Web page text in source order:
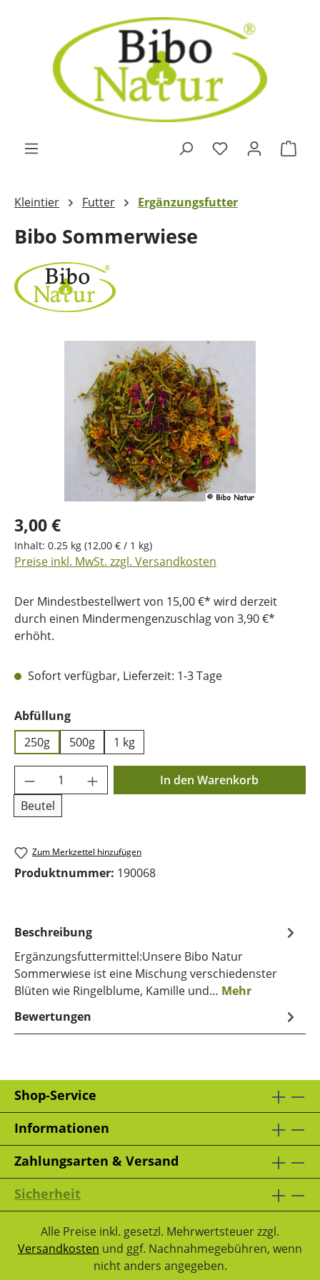
Zum Hauptinhalt springen
Kleintier Futter Ergänzungsfutter
Bibo Sommerwiese
Bildergalerie überspringen
3,00 €
Inhalt: 0.25 kg (12,00 € / 1 kg)
Preise inkl. MwSt. zzgl. Versandkosten
Der Mindestbestellwert von 15,00 €* wird derzeit
durch einen Mindermengenzuschlag von 3,90 €*
erhöht.
Sofort verfügbar, Lieferzeit: 1-3 Tage
Abfüllungauswählen
250g
500g 1 kg
Produkt Anzahl: Gib den gewünschten
Beutel
In den Warenkorb
Zum Merkzettel hinzufügen
Produktnummer: 190068
Beschreibung
Ergänzungsfuttermittel:Unsere Bibo Natur
Sommerwiese ist eine Mischung verschiedenster
Blüten wie Ringelblume, Kamille und… Mehr
Bewertungen
Shop-Service
Informationen
Zahlungsarten & Versand
Sicherheit
Alle Preise inkl. gesetzl. Mehrwertsteuer zzgl.
Versandkosten und ggf. Nachnahmegebühren, wenn
nicht anders angegeben.